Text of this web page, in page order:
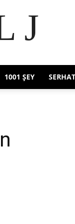
J
1001 ŞEY